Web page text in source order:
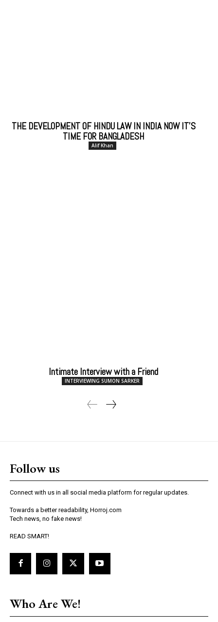
THE DEVELOPMENT OF HINDU LAW IN INDIA NOW IT’S
TIME FOR BANGLADESH
Alif Khan
Intimate Interview with a Friend
INTERVIEWING SUMON SARKER
Follow us
Connect with us in all social media platform for regular updates.
Towards a better readability, Horroj.com
Tech news, no fake news!
READ SMART!
Who Are We!